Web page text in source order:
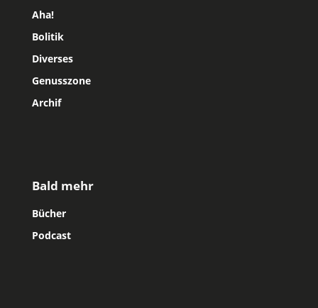
Aha!
Bolitik
Diverses
Genusszone
Archif
Bald mehr
Bücher
Podcast